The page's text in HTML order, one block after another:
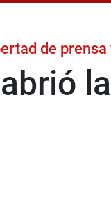
de prensa